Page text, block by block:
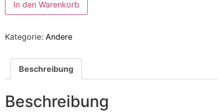
In den Warenkorb
Kategorie: Andere
Beschreibung
Beschreibung